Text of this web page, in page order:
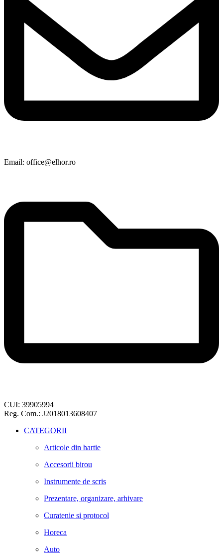
Email: office@elhor.ro
CUI: 39905994
Reg. Com.: J2018013608407
CATEGORII
Articole din hartie
Accesorii birou
Instrumente de scris
Prezentare, organizare, arhivare
Curatenie si protocol
Horeca
Auto